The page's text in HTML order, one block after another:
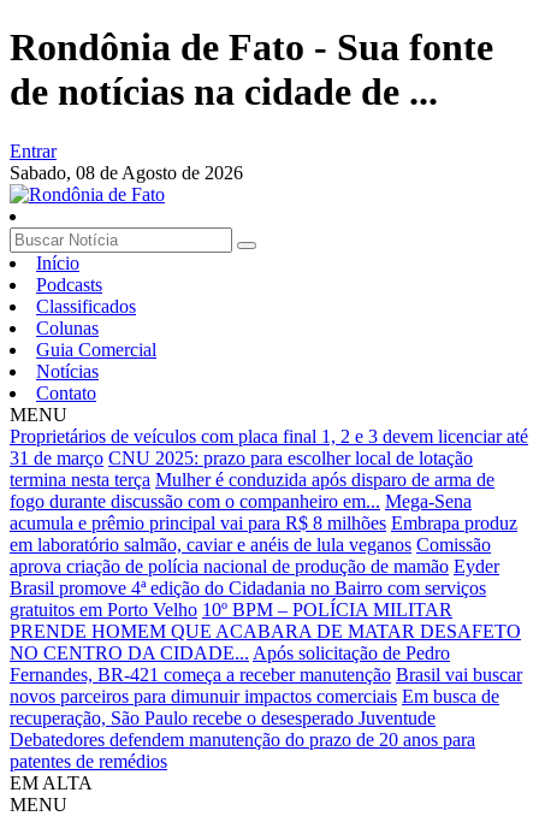
Rondônia de Fato - Sua fonte
de notícias na cidade de ...
Entrar
Sabado, 08 de Agosto de 2026
Início
Podcasts
Classificados
Colunas
Guia Comercial
Notícias
Contato
MENU
Proprietários de veículos com placa final 1, 2 e 3 devem licenciar até
31 de março CNU 2025: prazo para escolher local de lotação
termina nesta terça Mulher é conduzida após disparo de arma de
fogo durante discussão com o companheiro em... Mega-Sena
acumula e prêmio principal vai para R$ 8 milhões Embrapa produz
em laboratório salmão, caviar e anéis de lula veganos Comissão
aprova criação de polícia nacional de produção de mamão Eyder
Brasil promove 4ª edição do Cidadania no Bairro com serviços
gratuitos em Porto Velho 10º BPM – POLÍCIA MILITAR
PRENDE HOMEM QUE ACABARA DE MATAR DESAFETO
NO CENTRO DA CIDADE... Após solicitação de Pedro
Fernandes, BR-421 começa a receber manutenção Brasil vai buscar
novos parceiros para dimunuir impactos comerciais Em busca de
recuperação, São Paulo recebe o desesperado Juventude
Debatedores defendem manutenção do prazo de 20 anos para
patentes de remédios
EM ALTA
MENU